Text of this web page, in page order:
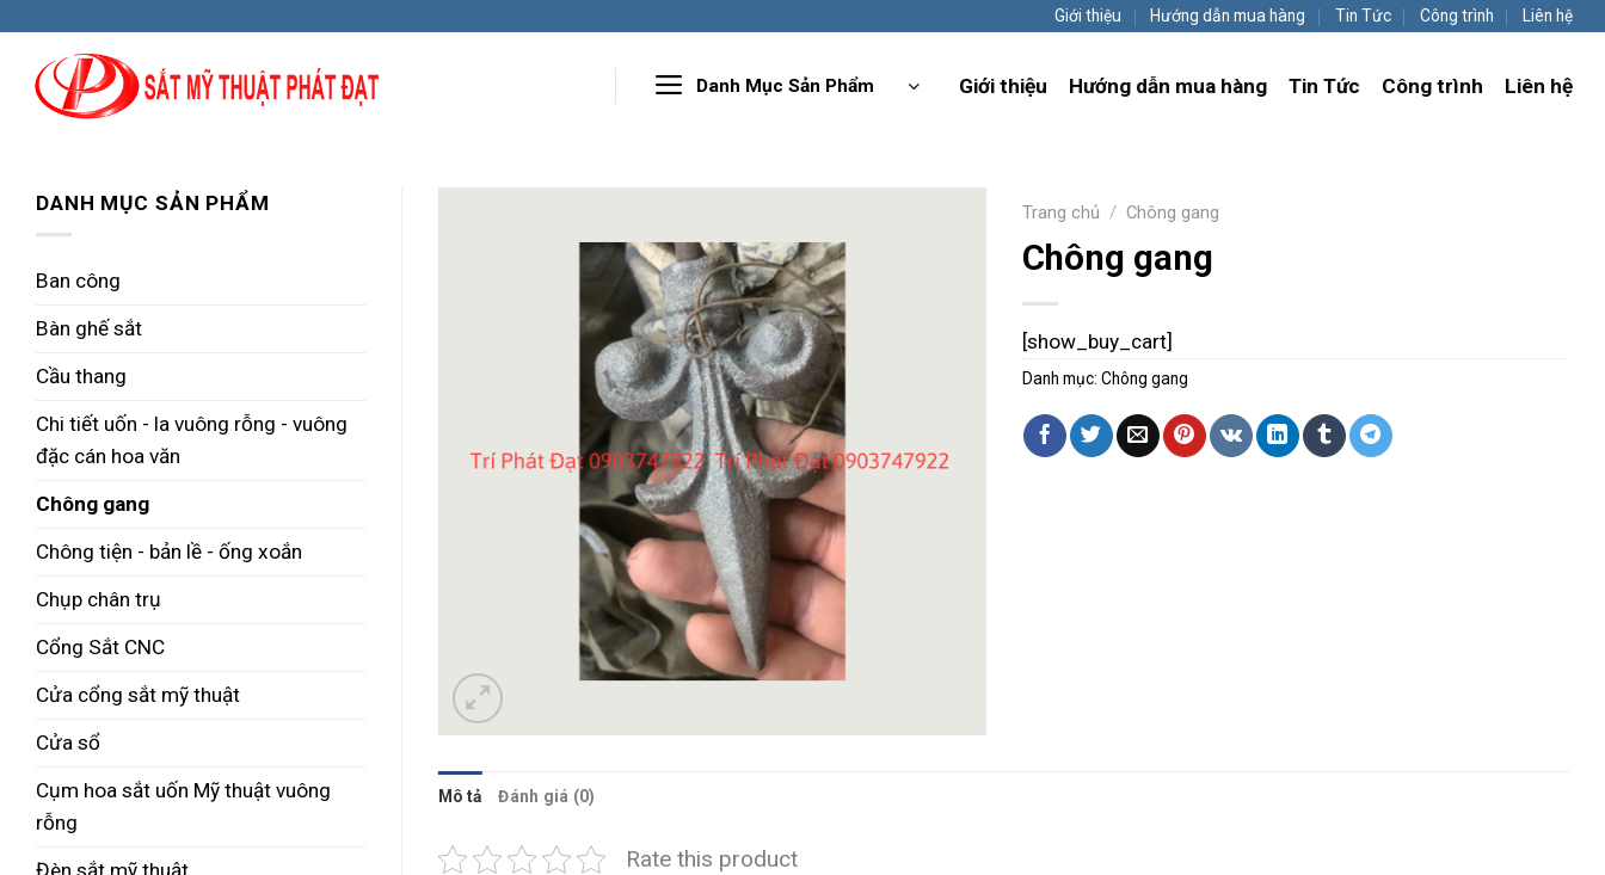
content
Giới thiệu Hướng dẫn mua hàng Tin Tức Công trình Liên hệ
Danh Mục Sản Phẩm Giới thiệu Hướng dẫn mua hàng Tin Tức Công trình Liên hệ
DANH MỤC SẢN PHẨM
Ban công
Bàn ghế sắt
Cầu thang
Chi tiết uốn - la vuông rỗng - vuông
đặc cán hoa văn
Chông gang
Chông tiện - bản lề - ống xoắn
Chụp chân trụ
Cổng Sắt CNC
Cửa cổng sắt mỹ thuật
Cửa sổ
Cụm hoa sắt uốn Mỹ thuật vuông
rỗng
Đèn sắt mỹ thuật
Trang chủ / Chông gang
Chông gang
[show_buy_cart]
Danh mục: Chông gang
Mô tả Đánh giá (0)
Rate this product